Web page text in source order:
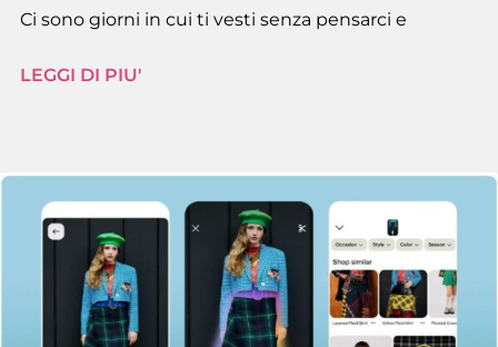
Ci sono giorni in cui ti vesti senza pensarci e
LEGGI DI PIU'